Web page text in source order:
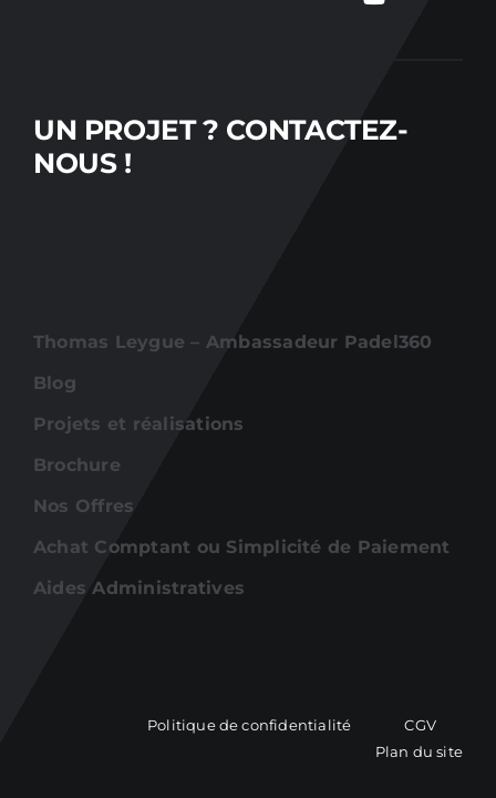
UN PROJET ? CONTACTEZ-
NOUS !
Thomas Leygue – Ambassadeur Padel360
Blog
Projets et réalisations
Brochure
Nos Offres
Achat Comptant ou Simplicité de Paiement
Aides Administratives
Politique de confidentialité
CGV
Plan du site